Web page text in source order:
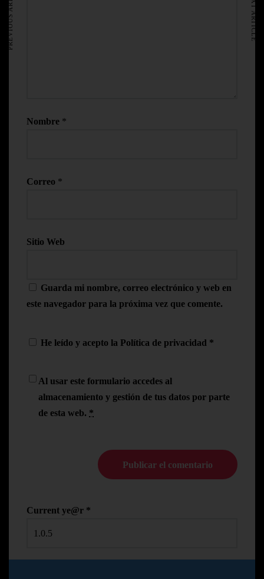
Nombre *
Correo *
Sitio Web
Guarda mi nombre, correo electrónico y web en
este navegador para la próxima vez que comente.
He leído y acepto la Política de privacidad *
Al usar este formulario accedes al
almacenamiento y gestión de tus datos por parte
de esta web. *
Current ye@r *
PREVIOUS ARTICLE NEXT ARTICLE